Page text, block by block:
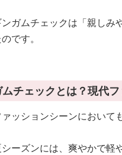
ガムチェックは「親しみ
です。
チェックとは？現代
ッションシーンにおいて
ーズンには、爽やかで軽